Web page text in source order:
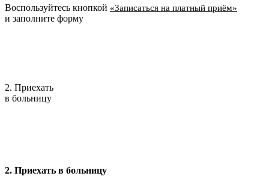
Воспользуйтесь кнопкой «Записаться на платный приём»
и заполните форму
2. Приехать
в больницу
2. Приехать в больницу